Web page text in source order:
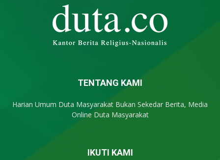
TENTANG KAMI
Harian Umum Duta Masyarakat Bukan Sekedar Berita, Media
Online Duta Masyarakat
IKUTI KAMI